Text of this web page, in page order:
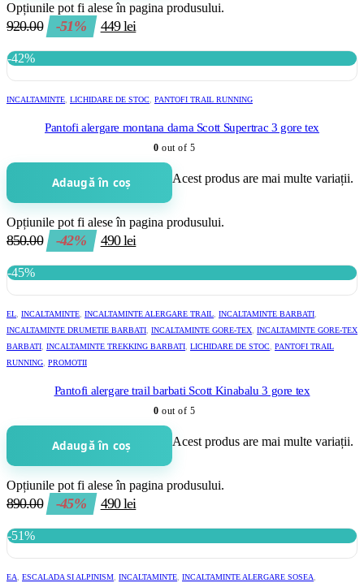
Opțiunile pot fi alese în pagina produsului.
920.00 -51% 449lei
-42%
INCALTAMINTE, LICHIDARE DE STOC, PANTOFI TRAIL RUNNING
Pantofi alergare montana dama Scott Supertrac 3 gore tex
0 out of 5
Adaugă în coș Acest produs are mai multe variații.
Opțiunile pot fi alese în pagina produsului.
850.00 -42% 490lei
-45%
EL, INCALTAMINTE, INCALTAMINTE ALERGARE TRAIL, INCALTAMINTE BARBATI,
INCALTAMINTE DRUMETIE BARBATI, INCALTAMINTE GORE-TEX, INCALTAMINTE GORE-TEX
BARBATI, INCALTAMINTE TREKKING BARBATI, LICHIDARE DE STOC, PANTOFI TRAIL
RUNNING, PROMOTII
Pantofi alergare trail barbati Scott Kinabalu 3 gore tex
0 out of 5
Adaugă în coș Acest produs are mai multe variații.
Opțiunile pot fi alese în pagina produsului.
890.00 -45% 490lei
-51%
EA, ESCALADA SI ALPINISM, INCALTAMINTE, INCALTAMINTE ALERGARE SOSEA,